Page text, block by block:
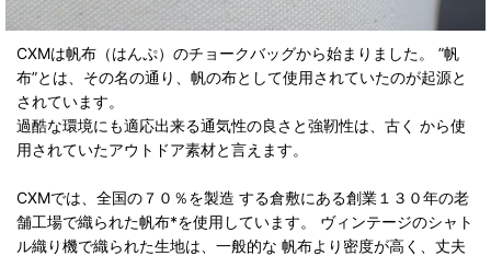
CXMは帆布（はんぷ）のチョークバッグから始まりました。 ”帆
布”とは、その名の通り、帆の布として使用されていたのが起源と
されています。
過酷な環境にも適応出来る通気性の良さと強靭性は、古く から使
用されていたアウトドア素材と言えます。
CXMでは、全国の７０％を製造 する倉敷にある創業１３０年の老
舗工場で織られた帆布*を使用しています。 ヴィンテージのシャト
ル織り機で織られた生地は、一般的な 帆布より密度が高く、丈夫